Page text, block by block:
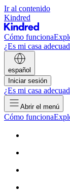
Ir al contenido
Kindred
Cómo funciona
¿Es mi casa
español
Iniciar sesión
¿Es mi casa
Abrir el menú
Cómo funciona